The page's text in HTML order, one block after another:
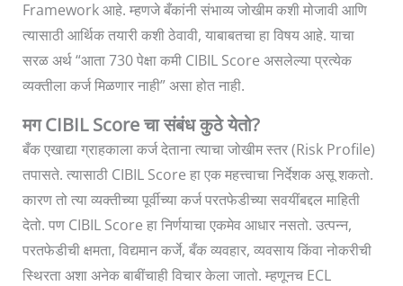
Framework आहे. म्हणजे बँकांनी संभाव्य जोखीम कशी मोजावी आणि
त्यासाठी आर्थिक तयारी कशी ठेवावी, याबाबतचा हा विषय आहे. याचा
सरळ अर्थ “आता 730 पेक्षा कमी CIBIL Score असलेल्या प्रत्येक
व्यक्तीला कर्ज मिळणार नाही” असा होत नाही.
मग CIBIL Score चा संबंध कुठे येतो?
बँक एखाद्या ग्राहकाला कर्ज देताना त्याचा जोखीम स्तर (Risk Profile)
तपासते. त्यासाठी CIBIL Score हा एक महत्त्वाचा निर्देशक असू शकतो.
कारण तो त्या व्यक्तीच्या पूर्वीच्या कर्ज परतफेडीच्या सवयींबद्दल माहिती
देतो. पण CIBIL Score हा निर्णयाचा एकमेव आधार नसतो. उत्पन्न,
परतफेडीची क्षमता, विद्यमान कर्जे, बँक व्यवहार, व्यवसाय किंवा नोकरीची
स्थिरता अशा अनेक बाबींचाही विचार केला जातो. म्हणूनच ECL